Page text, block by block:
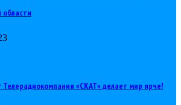
области
Телерадиокомпания «СКАТ» делает мир ярче!